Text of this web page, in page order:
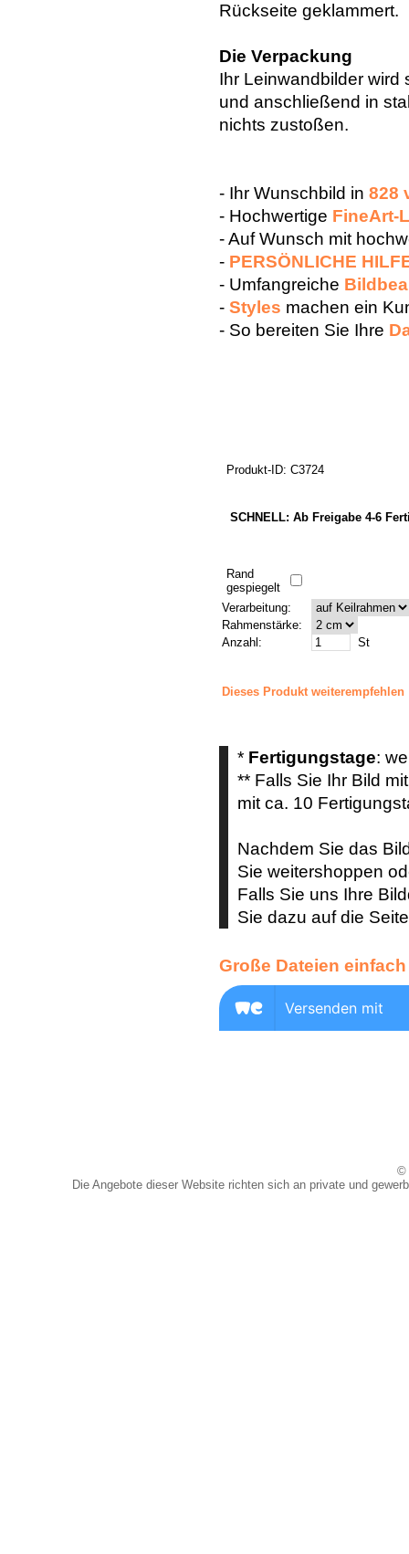
Rückseite geklammert.
Die Verpackung
Ihr Leinwandbilder wird
und anschließend in
nichts zustoßen.
- Ihr Wunschbild in 828
- Hochwertige FineArt-
- Auf Wunsch mit
- PERSÖNLICHE
- Umfangreiche
- Styles machen ein
- So bereiten Sie Ihre
Produkt-ID: C3724
SCHNELL: Ab Freigabe 4-6
Rand
gespiegelt
Verarbeitung:
Rahmenstärke:
Anzahl:
St
Dieses Produkt weiterempfehlen
* Fertigungstage:
** Falls Sie Ihr Bild
mit ca. 10
Nachdem Sie das
Sie weitershoppen
Falls Sie uns Ihre
Sie dazu auf die
Große Dateien
©
Die Angebote dieser Website richten sich an private und